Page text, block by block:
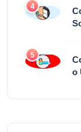
4
5
o